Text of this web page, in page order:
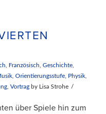
Französisch Geschichte,
, Orientierungsstufe, Physik,
, Vortragby Lisa Strohe
über Spiele hin zum